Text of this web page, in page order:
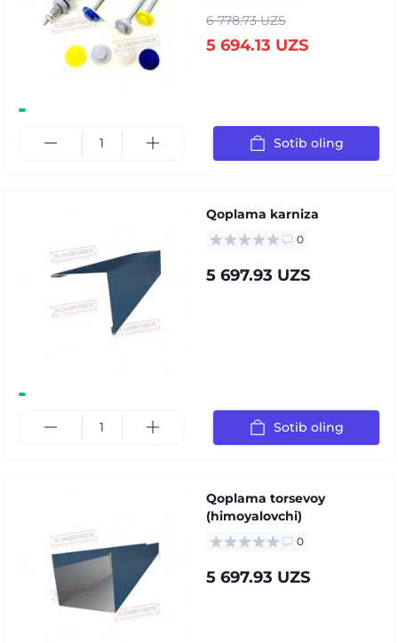
6 778.73 UZS
5 694.13 UZS
Sotib oling
Qoplama karniza
0
5 697.93 UZS
Sotib oling
Qoplama torsevoy
(himoyalovchi)
0
5 697.93 UZS